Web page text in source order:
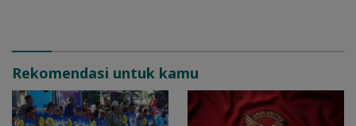
Rekomendasi untuk kamu